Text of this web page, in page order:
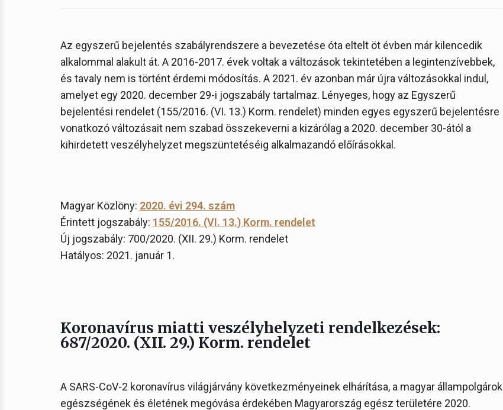
Az egyszerű bejelentés szabályrendszere a bevezetése óta eltelt öt évben már kilencedik
alkalommal alakult át. A 2016-2017. évek voltak a változások tekintetében a legintenzívebbek,
és tavaly nem is történt érdemi módosítás. A 2021. év azonban már újra változásokkal indul,
amelyet egy 2020. december 29-i jogszabály tartalmaz. Lényeges, hogy az Egyszerű
bejelentési rendelet (155/2016. (VI. 13.) Korm. rendelet) minden egyes egyszerű bejelentésre
vonatkozó változásait nem szabad összekeverni a kizárólag a 2020. december 30-ától a
kihirdetett veszélyhelyzet megszüntetéséig alkalmazandó előírásokkal.
Magyar Közlöny: 2020. évi 294. szám
Érintett jogszabály: 155/2016. (VI. 13.) Korm. rendelet
Új jogszabály: 700/2020. (XII. 29.) Korm. rendelet
Hatályos: 2021. január 1.
Koronavírus miatti veszélyhelyzeti rendelkezések:
687/2020. (XII. 29.) Korm. rendelet
A SARS-CoV-2 koronavírus világjárvány következményeinek elhárítása, a magyar állampolgárok
egészségének és életének megóvása érdekében Magyarország egész területére 2020.